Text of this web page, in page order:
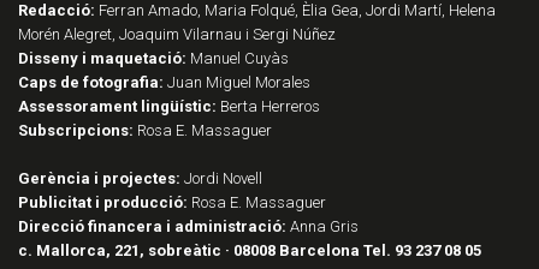
Redacció: Ferran Amado, Maria Folqué, Èlia Gea, Jordi Martí, Helena
Morén Alegret, Joaquim Vilarnau i Sergi Núñez
Disseny i maquetació: Manuel Cuyàs
Caps de fotografia: Juan Miguel Morales
Assessorament lingüístic: Berta Herreros
Subscripcions: Rosa E. Massaguer
Gerència i projectes: Jordi Novell
Publicitat i producció: Rosa E. Massaguer
Direcció financera i administració: Anna Gris
c. Mallorca, 221, sobreàtic · 08008 Barcelona Tel. 93 237 08 05